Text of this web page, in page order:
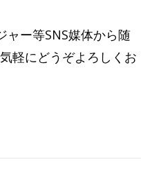
ャー等SNS媒体から随
軽にどうぞよろしくお